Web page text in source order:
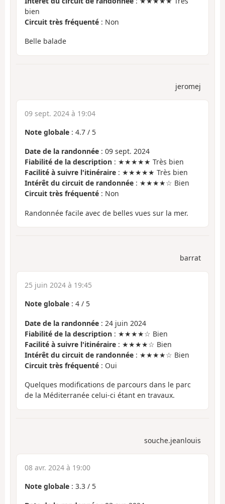
bien
Circuit très fréquenté : Non
Belle balade
jeromej
09 sept. 2024 à 19:04
Note globale : 4.7 / 5
Date de la randonnée : 09 sept. 2024
Fiabilité de la description : ★★★★★ Très bien
Facilité à suivre l'itinéraire : ★★★★★ Très bien
Intérêt du circuit de randonnée : ★★★★☆ Bien
Circuit très fréquenté : Non
Randonnée facile avec de belles vues sur la mer.
barrat
25 juin 2024 à 19:45
Note globale : 4 / 5
Date de la randonnée : 24 juin 2024
Fiabilité de la description : ★★★★☆ Bien
Facilité à suivre l'itinéraire : ★★★★☆ Bien
Intérêt du circuit de randonnée : ★★★★☆ Bien
Circuit très fréquenté : Oui
Quelques modifications de parcours dans le parc
de la Méditerranée celui-ci étant en travaux.
souche.jeanlouis
08 avr. 2024 à 19:00
Note globale : 3.3 / 5